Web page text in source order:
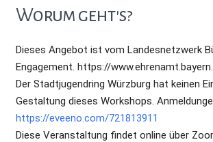
Worum geht's?
Dieses Angebot ist vom Landesnetzwerk
Engagement. https://
Der Stadtjugendring Würzburg hat keinen
Gestaltung dieses Workshops.
https://eveeno.com/721813911
Diese Veranstaltung findet online über